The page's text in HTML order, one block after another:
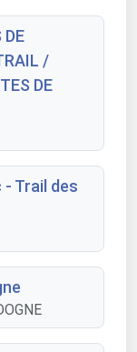
DE
/
DE
- Trail des